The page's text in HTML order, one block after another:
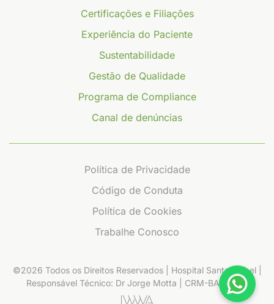
Certificações e Filiações
Experiência do Paciente
Sustentabilidade
Gestão de Qualidade
Programa de Compliance
Canal de denúncias
Política de Privacidade
Código de Conduta
Política de Cookies
Trabalhe Conosco
©2026 Todos os Direitos Reservados | Hospital Santa Izabel |
Responsável Técnico: Dr Jorge Motta | CRM-BA 14.612